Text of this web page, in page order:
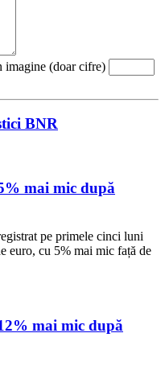
imagine (doar cifre)
BNR
mai mic după
pe primele cinci luni
euro, cu 5% mai mic față de
mai mic după